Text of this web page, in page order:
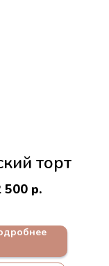
торт
500 р.